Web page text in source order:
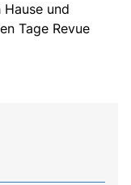
und
Tage Revue